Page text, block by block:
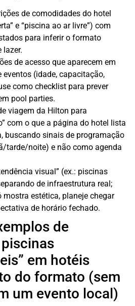
de comodidades do hotel
e “piscina ao ar livre”) com
para inferir o formato
lazer.
de acesso que aparecem em
eventos (idade, capacitação,
como checklist para prever
pool parties.
viagem da Hilton para
com o que a página do hotel lista
buscando sinais de programação
tarde/noite) e não como agenda
visual” (ex.: piscinas
de infraestrutura real;
estética, planeje chegar
de horário fechado.
de
em hotéis
do formato (sem
um evento local)